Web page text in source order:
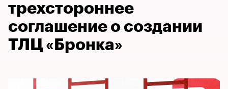
трехстороннее
соглашение о создании
ТЛЦ «Бронка»